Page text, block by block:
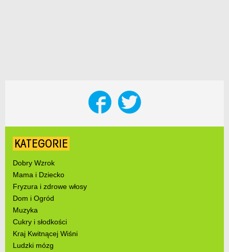
KATEGORIE
Dobry Wzrok
Mama i Dziecko
Fryzura i zdrowe włosy
Dom i Ogród
Muzyka
Cukry i słodkości
Kraj Kwitnącej Wiśni
Ludzki mózg